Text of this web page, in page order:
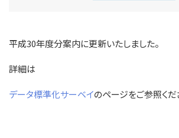
平成30年度分案内に更新いたしました。
詳細は
データ標準化サーベイのページをご参照くだ